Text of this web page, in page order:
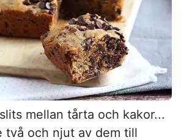
mellan tårta och kakor...
två och njut av dem till